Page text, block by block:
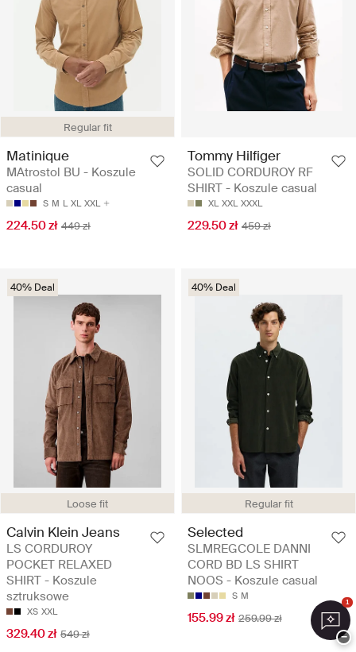
Regular fit
Matinique
MAtrostol BU - Koszule
casual
S M L XL XXL
224.50 zł 449 zł
Tommy Hilfiger
SOLID CORDUROY RF
SHIRT - Koszule casual
XL XXL XXXL
229.50 zł 459 zł
Loose fit
40% Deal
Calvin Klein Jeans
LS CORDUROY
POCKET RELAXED
SHIRT - Koszule
sztruksowe
XS XXL
329.40 zł 549 zł
Regular fit
40% Deal
Selected
SLMREGCOLE DANNI
CORD BD LS SHIRT
NOOS - Koszule casual
S M
155.99 zł 259.99 zł
1
−